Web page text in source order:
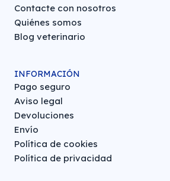
Contacte con nosotros
Quiénes somos
Blog veterinario
INFORMACIÓN
Pago seguro
Aviso legal
Devoluciones
Envío
Política de cookies
Política de privacidad